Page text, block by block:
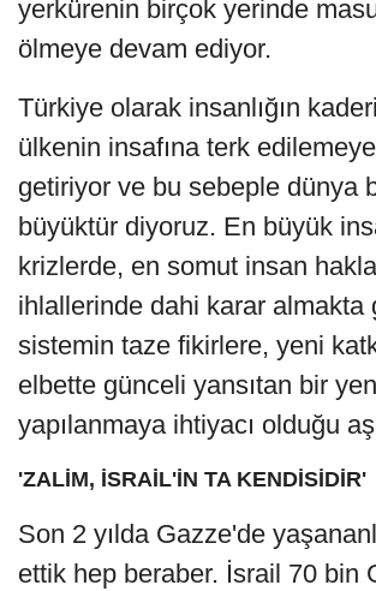
yerkürenin birçok yerinde
ölmeye devam ediyor.
Türkiye olarak insanlığın
ülkenin insafına terk
getiriyor ve bu sebeple dünya
büyüktür diyoruz. En büyük
krizlerde, en somut insan
ihlallerinde dahi karar almakta
sistemin taze fikirlere, yeni
elbette günceli yansıtan bir
yapılanmaya ihtiyacı olduğu
'ZALİM, İSRAİL'İN TA KENDİSİDİR'
Son 2 yılda Gazze'de
ettik hep beraber. İsrail 70 bin